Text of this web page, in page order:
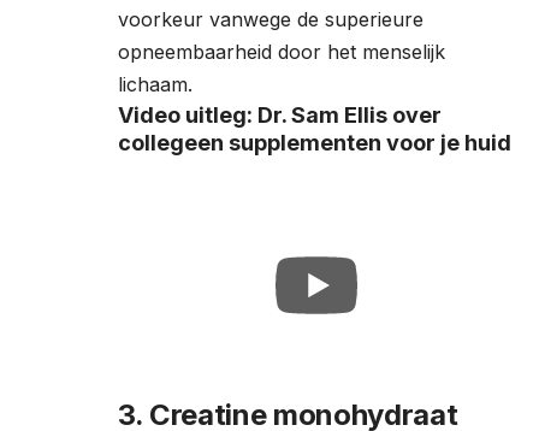
voorkeur vanwege de superieure
opneembaarheid door het menselijk
lichaam.
Video uitleg: Dr. Sam Ellis over
collegeen supplementen voor je huid
3. Creatine monohydraat